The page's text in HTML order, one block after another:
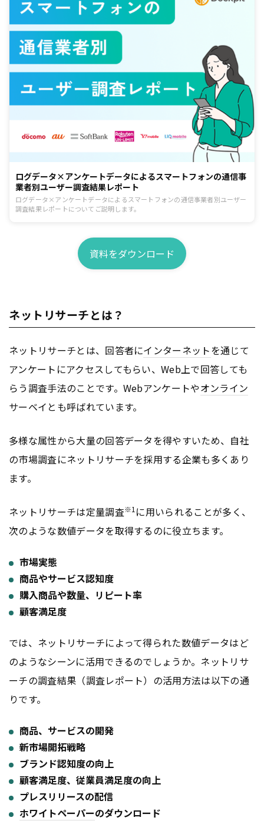
ログデータ×アンケートデータによるスマートフォンの通信事
業者別ユーザー調査結果レポート
ログデータ×アンケートデータによるスマートフォンの通信事業者別ユーザー
調査結果レポートについてご説明します。
資料をダウンロード
ネットリサーチとは？
ネットリサーチとは、回答者にインターネットを通じて
アンケートにアクセスしてもらい、Web上で回答しても
らう調査手法のことです。Webアンケートやオンライン
サーベイとも呼ばれています。
多様な属性から大量の回答データを得やすいため、自社
の市場調査にネットリサーチを採用する企業も多くあり
ます。
ネットリサーチは定量調査※1 に用いられることが多く、
次のような数値データを取得するのに役立ちます。
市場実態
商品やサービス認知度
購入商品や数量、リピート率
顧客満足度
では、ネットリサーチによって得られた数値データはど
のようなシーンに活用できるのでしょうか。ネットリサ
ーチの調査結果（調査レポート）の活用方法は以下の通
りです。
商品、サービスの開発
新市場開拓戦略
ブランド認知度の向上
顧客満足度、従業員満足度の向上
プレスリリースの配信
ホワイトペーパーのダウンロード